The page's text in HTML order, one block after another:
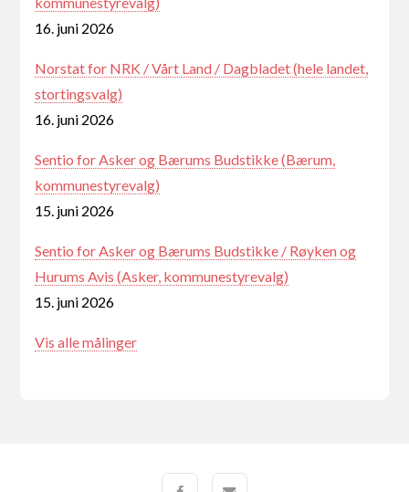
16. juni 2026
Norstat for NRK / Vårt Land / Dagbladet (hele landet,
stortingsvalg)
16. juni 2026
Sentio for Asker og Bærums Budstikke (Bærum,
kommunestyrevalg)
15. juni 2026
Sentio for Asker og Bærums Budstikke / Røyken og
Hurums Avis (Asker, kommunestyrevalg)
15. juni 2026
Vis alle målinger